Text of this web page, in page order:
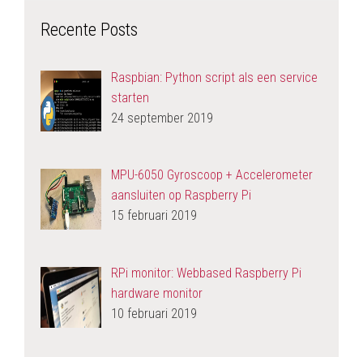
Recente Posts
Raspbian: Python script als een service
starten
24 september 2019
MPU-6050 Gyroscoop + Accelerometer
aansluiten op Raspberry Pi
15 februari 2019
RPi monitor: Webbased Raspberry Pi
hardware monitor
10 februari 2019